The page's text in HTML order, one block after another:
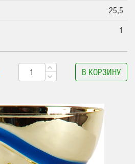
25,5
1
В КОРЗИНУ